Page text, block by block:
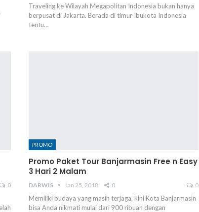
Traveling ke Wilayah Megapolitan Indonesia bukan hanya
berpusat di Jakarta. Berada di timur Ibukota Indonesia
tentu…
0
PROMO
Promo Paket Tour Banjarmasin Free n Easy
3 Hari 2 Malam
DARWIS Jan 25, 2018 0 0
Memiliki budaya yang masih terjaga, kini Kota Banjarmasin
bisa Anda nikmati mulai dari 900 ribuan dengan